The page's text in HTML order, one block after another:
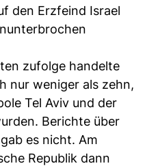
den Erzfeind Israel
zufolge handelte
nur weniger als zehn,
Tel Aviv und der
Berichte über
es nicht. Am
Republik dann